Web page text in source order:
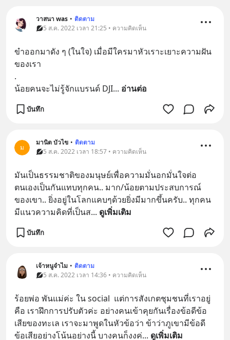
วาสนา was • ติดตาม
5 ส.ค. 2022 เวลา 21:25 • ความคิดเห็น
ขำออกมาดัง ๆ (ในใจ) เมื่อมีใครมาหัวเราะเยาะความฝัน
ของเรา
.
น้อยคนจะไม่รู้จักแบรนด์ DJI... อ่านต่อ
บันทึก
ม
มานิต บัวไข • ติดตาม
5 ส.ค. 2022 เวลา 18:57 • ความคิดเห็น
มัน​เป็น​ธรรมชาติ​ของ​มนุษย์​เพื่อ​ความ​มั่นอกมั่นใจ​ต่อ​
ตนเอง​เป็น​กัน​แทบ​ทุก​คน.. มาก/น้อย​ตาม​ประสบการณ์​
ของ​เขา.. ยิ่ง​อยู่​ใน​โลก​แคบ​ๆด้วย​ยิ่ง​มี​มากขึ้น​ครับ.. ทุก​คน​
มี​แนวความคิด​ที่​เป็น​ส... ดูเพิ่มเติม
บันทึก
เจ้าหนูจำไม • ติดตาม
5 ส.ค. 2022 เวลา 14:36 • ความคิดเห็น
ร้อยพ่อ พันแม่ค่ะ ใน social  แต่การสังเกตชุมชนที่เราอยู่
คือ เราฝึกการปรับตัวค่ะ อย่างคนเข้าคุยกันเรื่องข้อดีข้อ
เสียของทะเล เราจะมาพูดในหัวข้อว่า ข้าว่าภูเขามีข้อดี
ข้อเสียอย่างโน้นอย่างนี้ บางคนก็งงค่... ดูเพิ่มเติม